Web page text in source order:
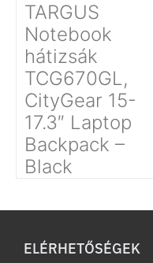
TARGUS
Notebook
hátizsák
TCG670GL,
CityGear 15-
17.3″ Laptop
Backpack –
Black
ELÉRHETŐSÉGEK